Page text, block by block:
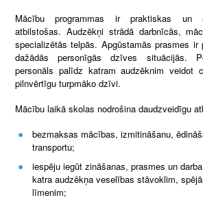
Mācību programmas ir praktiskas un
atbilstošas. Audzēkņi strādā darbnīcās,
specializētās telpās. Apgūstamās prasmes
dažādās personīgās dzīves situācijās.
personāls palīdz katram audzēknim veidot
pilnvērtīgu turpmāko dzīvi.
Mācību laikā skolas nodrošina daudzveidīgu
bezmaksas mācības, izmitināšanu,
transportu;
iespēju iegūt zināšanas, prasmes un
katra audzēkņa veselības stāvoklim,
līmenim;